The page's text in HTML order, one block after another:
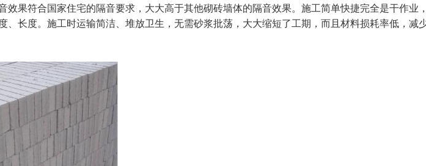
效果符合国家住宅的隔音要求，大大高于其他砌砖墙体的隔音效果。施工简单快捷完全是干作业
、长度。施工时运输简洁、堆放卫生，无需砂浆批荡，大大缩短了工期，而且材料损耗率低，减